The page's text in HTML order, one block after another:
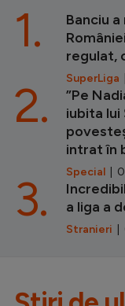
Banciu
regulat,
SuperLiga
1.
”Pe
iubita lui
intrat în
Special |
2.
a liga a
Stranieri |
3.